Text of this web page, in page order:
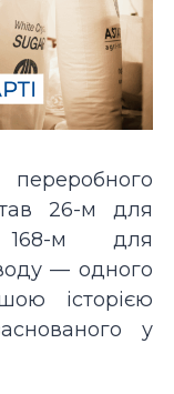
26-м для
168-м для
— одного
історією
у